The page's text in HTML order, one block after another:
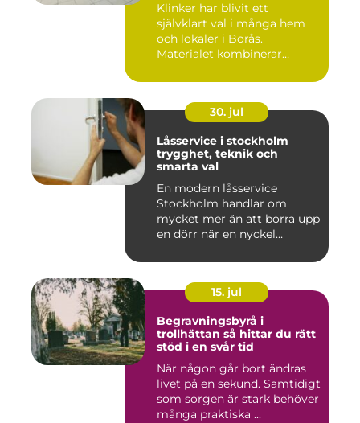
Klinker har blivit ett
självklart val i många hem
och lokaler i Borås.
Materialet kombinerar
30. jul
Låsservice i stockholm
trygghet, teknik och
smarta val
En modern låsservice
Stockholm handlar om
mycket mer än att borra upp
en dörr när en nyckel
15. jul
Begravningsbyrå i
trollhättan så hittar du rätt
stöd i en svår tid
När någon går bort ändras
livet på en sekund. Samtidigt
som sorgen är stark behöver
många praktiska ...